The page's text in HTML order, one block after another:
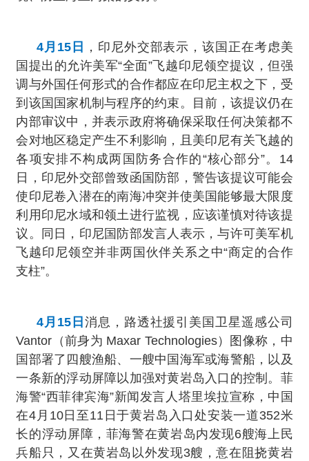
4月15日
，印尼外交部表示，该国正在考虑美
国提出的允许美军“全面”飞越印尼领空提议，但强
调与外国任何形式的合作都应在印尼主权之下，受
到该国国家机制与程序的约束。目前，该提议仍在
内部审议中，并表示政府将确保采取任何决策都不
会对地区稳定产生不利影响，且美印尼有关飞越的
各项安排不构成两国防务合作的“核心部分”。14
日，印尼外交部曾致函国防部，警告该提议可能会
使印尼卷入潜在的南海冲突并使美国能够最大限度
利用印尼水域和领土进行监视，应该谨慎对待该提
议。同日，印尼国防部发言人表示，与许可美军机
飞越印尼领空并非两国伙伴关系之中“商定的合作
支柱”。
4月15日消息，路透社援引美国卫星遥感公司
Vantor（前身为 Maxar Technologies）图像称，中
国部署了四艘渔船、一艘中国海军或海警船，以及
一条新的浮动屏障以加强对黄岩岛入口的控制。菲
海警“西菲律宾海”新闻发言人塔里埃拉宣称，中国
在4月10日至11日于黄岩岛入口处安装一道352米
长的浮动屏障，菲海警在黄岩岛内发现6艘海上民
兵船只，又在黄岩岛以外发现3艘，意在阻挠黄岩